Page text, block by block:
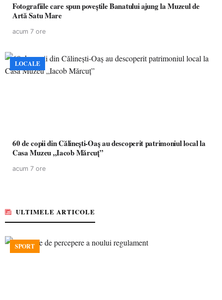
Fotografiile care spun poveștile Banatului ajung la Muzeul de
Artă Satu Mare
acum 7 ore
LOCALE
60 de copii din Călinești-Oaș au descoperit patrimoniul local la
Casa Muzeu „Iacob Mărcuț”
acum 7 ore
ULTIMELE ARTICOLE
SPORT